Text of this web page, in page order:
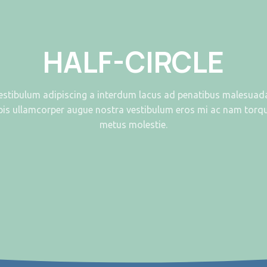
HALF-CIRCLE
adipiscing a interdum lacus ad penatibus
ullamcorper augue nostra vestibulum eros mi ac nam
metus molestie.